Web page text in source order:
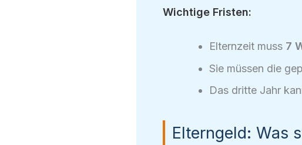
Wichtige Fristen:
Elternzeit muss 7
Sie müssen die
Das dritte Jahr
Elterngeld: Was